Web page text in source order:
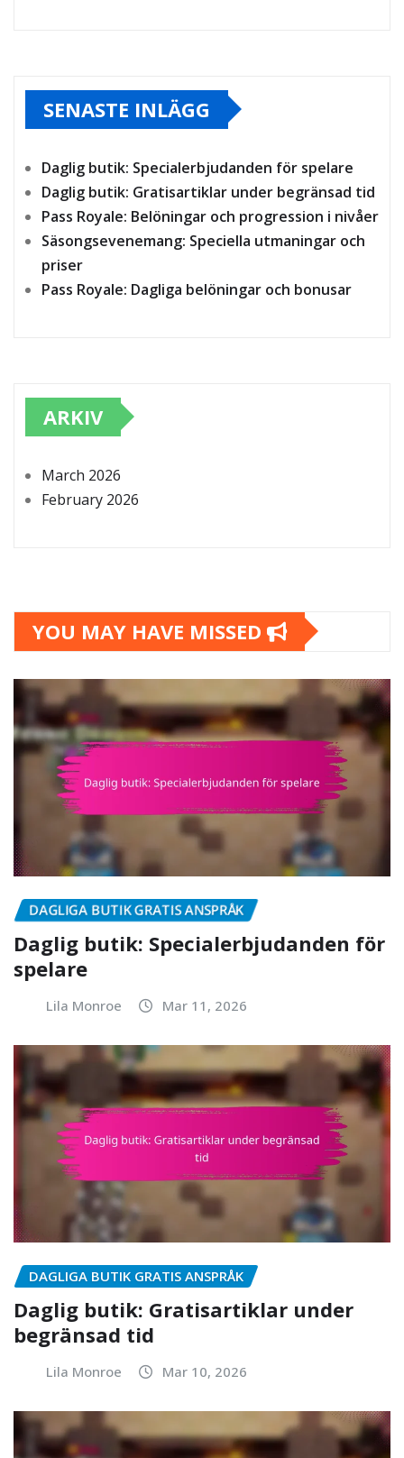
SENASTE INLÄGG
Daglig butik: Specialerbjudanden för spelare
Daglig butik: Gratisartiklar under begränsad tid
Pass Royale: Belöningar och progression i nivåer
Säsongsevenemang: Speciella utmaningar och
priser
Pass Royale: Dagliga belöningar och bonusar
ARKIV
March 2026
February 2026
YOU MAY HAVE MISSED
DAGLIGA BUTIK GRATIS ANSPRÅK
Daglig butik: Specialerbjudanden för
spelare
Lila Monroe Mar 11, 2026
DAGLIGA BUTIK GRATIS ANSPRÅK
Daglig butik: Gratisartiklar under
begränsad tid
Lila Monroe Mar 10, 2026